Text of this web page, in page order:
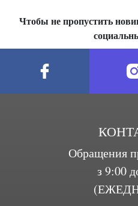
Чтобы не пропустить
Обращения
з 9:00